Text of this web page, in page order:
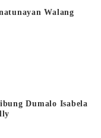
Walang
Dumalo Isabela